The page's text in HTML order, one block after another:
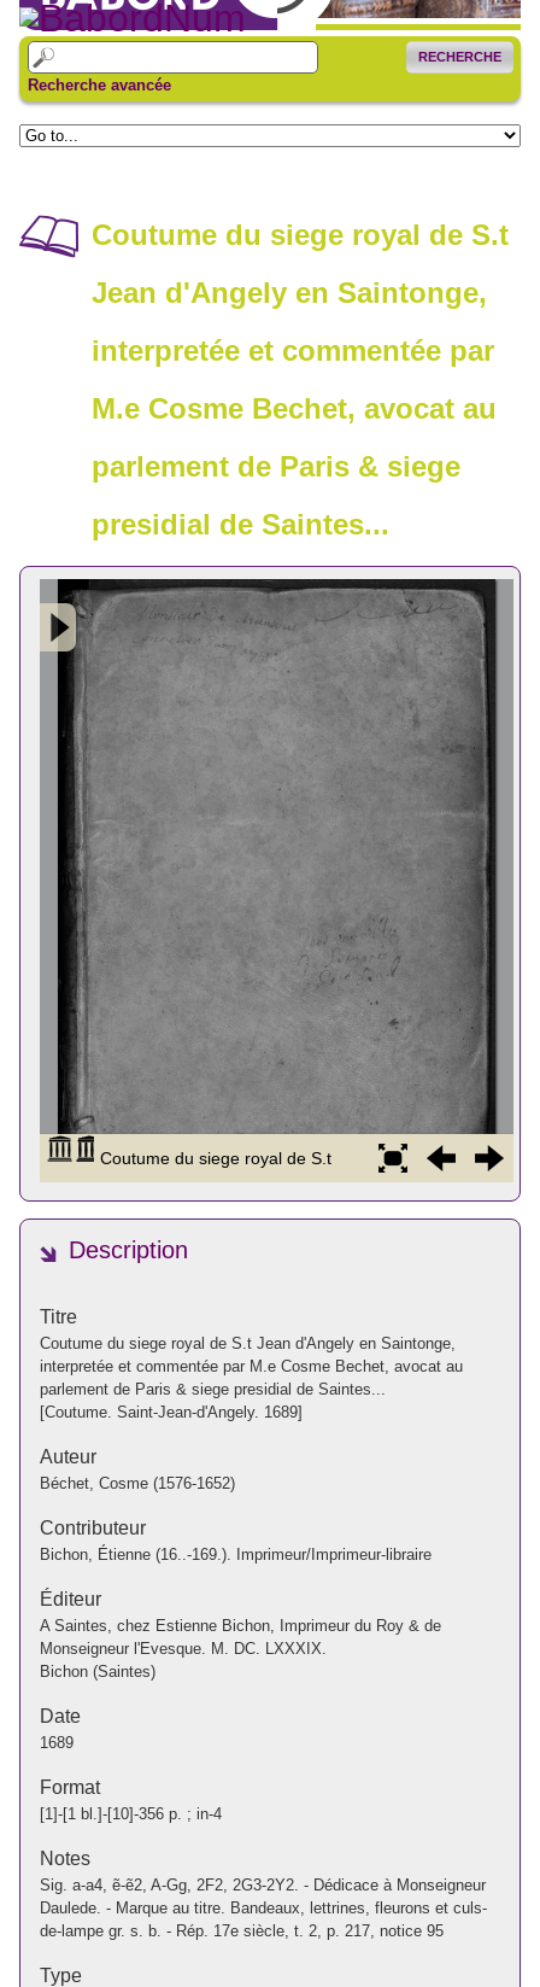
RECHERCHE
Recherche avancée
Coutume du siege royal de S.t
Jean d'Angely en Saintonge,
interpretée et commentée par
M.e Cosme Bechet, avocat au
parlement de Paris & siege
presidial de Saintes...
Description
Titre
Coutume du siege royal de S.t Jean d'Angely en Saintonge,
interpretée et commentée par M.e Cosme Bechet, avocat au
parlement de Paris & siege presidial de Saintes...
[Coutume. Saint-Jean-d'Angely. 1689]
Auteur
Béchet, Cosme (1576-1652)
Contributeur
Bichon, Étienne (16..-169.). Imprimeur/Imprimeur-libraire
Éditeur
A Saintes, chez Estienne Bichon, Imprimeur du Roy & de
Monseigneur l'Evesque. M. DC. LXXXIX.
Bichon (Saintes)
Date
1689
Format
[1]-[1 bl.]-[10]-356 p. ; in-4
Notes
Sig. a-a4, ẽ-ẽ2, A-Gg, 2F2, 2G3-2Y2. - Dédicace à Monseigneur
Daulede. - Marque au titre. Bandeaux, lettrines, fleurons et culs-
de-lampe gr. s. b. - Rép. 17e siècle, t. 2, p. 217, notice 95
Type